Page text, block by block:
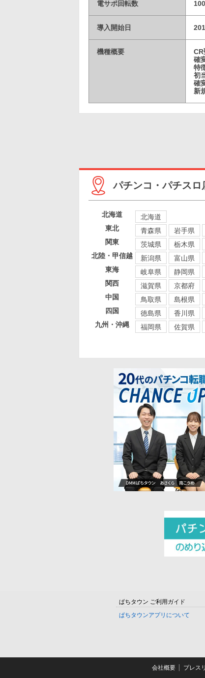
電サポ回転数
導入開始日
機種概要
CR
確
特
初
確
新
パチンコ・パチス
北海道
北海道
東北
青森県 岩手県
関東
茨城県 栃木県
北陸・甲信越
新潟県 富山県
東海
岐阜県 静岡県
関西
滋賀県 京都府
中国
鳥取県 島根県
四国
徳島県 香川県
九州・沖縄
福岡県 佐賀県
ぱちタウン ご利用ガイド
ぱちタウンアプリについて
会社概要 プレス